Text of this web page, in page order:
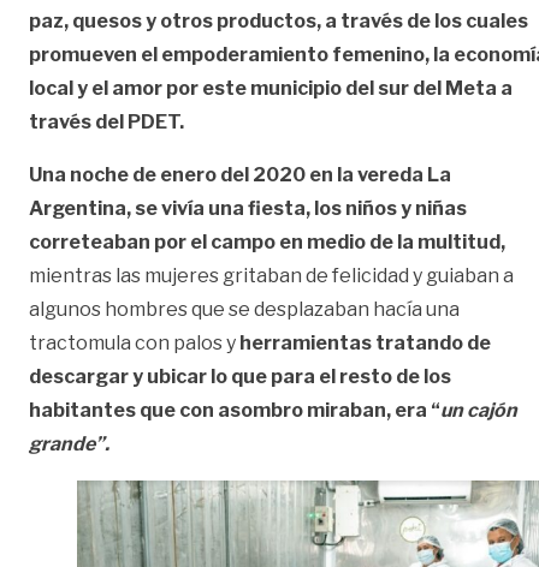
paz, quesos y otros productos, a través de los cuales
promueven el empoderamiento femenino, la
local y el amor por este municipio del sur del Meta a
través del PDET.
Una noche de enero del 2020 en la vereda La
Argentina, se vivía una fiesta, los niños y niñas
correteaban por el campo en medio de la multitud,
mientras las mujeres gritaban de felicidad y guiaban a
algunos hombres que se desplazaban hacía una
tractomula con palos y herramientas tratando de
descargar y ubicar lo que para el resto de los
habitantes que con asombro miraban, era “un cajón
grande”.